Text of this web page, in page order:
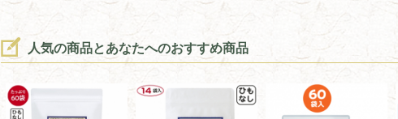
人気の商品とあなたへのおすすめ商品